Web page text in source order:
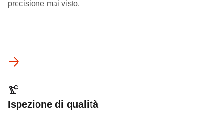
precisione mai visto.
Ispezione di qualità